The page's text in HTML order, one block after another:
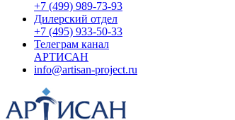
+7 (499) 989-73-93
Дилерский отдел
+7 (495) 933-50-33
Телеграм канал
АРТИСАН
info@artisan-project.ru